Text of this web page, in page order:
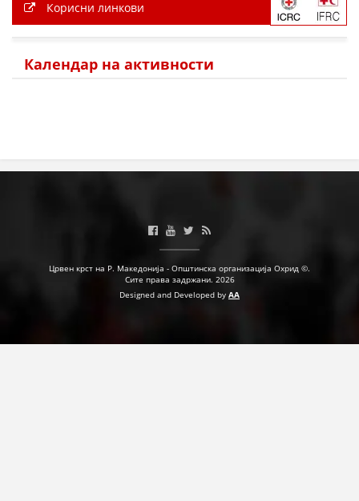
Корисни линкови
Календар на активности
Црвен крст на Р. Македонија - Општинска организација Охрид ©.
Сите права задржани. 2026
Designed and Developed by AA